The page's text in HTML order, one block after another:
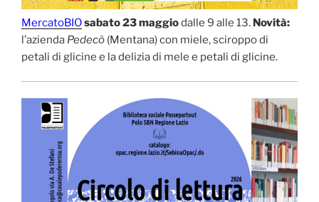
MercatoBIOsabato 23 maggiodalle 9 alle 13. Novità:
l’azienda Pedecò (Mentana) con miele, sciroppo di
petali di glicine e la delizia di mele e petali di glicine.